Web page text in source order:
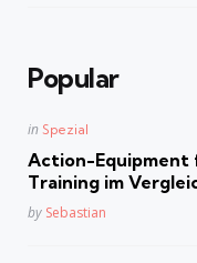
Popular
Posted
in Spezial
Action-Equipment
Training im
Posted
by Sebastian